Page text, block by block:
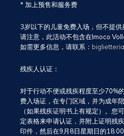
* 加上预售和服务费
3岁以下的儿童免费入场，但不提供
请注意，此活动不包含在Imoco
如需更多信息，请联系：
残疾人认证：
对于行动不便或残疾程度至少70%
费入场证，在专门区域，并为成年
（如果残疾证明书上有规定）。您
定表格来申请认证，并附上证明残
印件，然后在9月8日星期日的